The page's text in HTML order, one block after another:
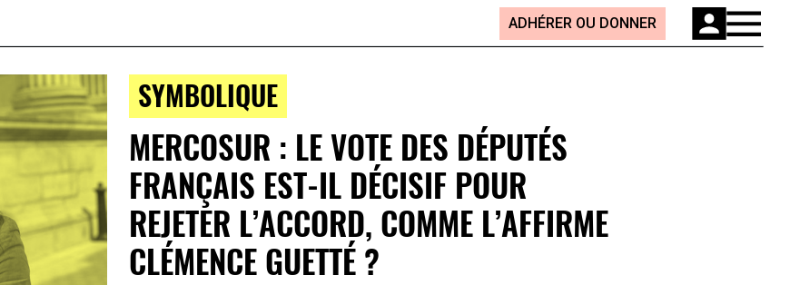
ADHÉRER OU DONNER
SYMBOLIQUE
MERCOSUR : LE VOTE DES DÉPUTÉS
FRANÇAIS EST-IL DÉCISIF POUR
REJETER L’ACCORD, COMME L’AFFIRME
CLÉMENCE GUETTÉ ?